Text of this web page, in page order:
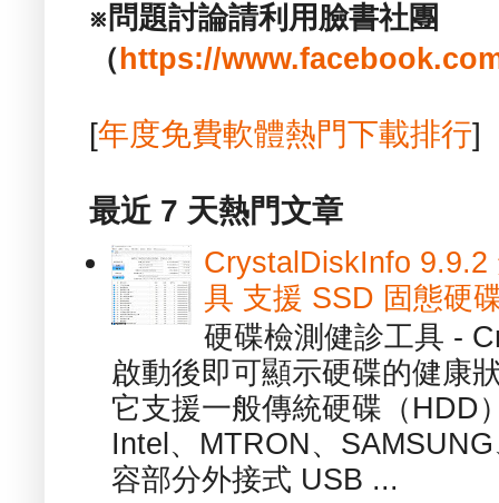
※問題討論請利用臉書社團
（ https://
[年度免費軟體熱門下載排行]
最近 7 天熱門文章
CrystalDiskInfo 9.9.2
具 支援 SSD 固態硬
硬碟檢測健診工具 -
啟動後即可顯示硬碟的健康
它支援一般傳統硬碟（HDD
Intel、MTRON、
容部分外接式 USB ...